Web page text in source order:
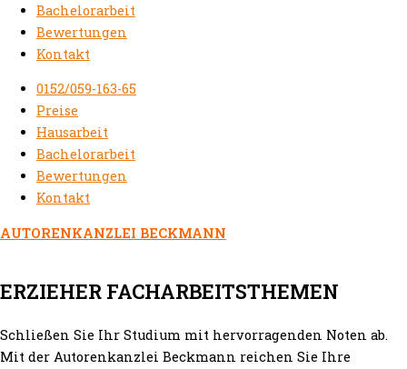
Bachelorarbeit
Bewertungen
Kontakt
0152/059-163-65
Preise
Hausarbeit
Bachelorarbeit
Bewertungen
Kontakt
AUTORENKANZLEI BECKMANN
ERZIEHER FACHARBEITSTHEMEN
Schließen Sie Ihr Studium mit hervorragenden Noten ab.
Mit der Autorenkanzlei Beckmann reichen Sie Ihre